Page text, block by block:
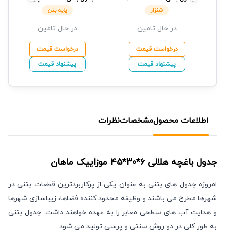
شنزار
در حال تامین
درخواست قیمت
پیشنهاد قیمت
پایه بتن
در حال تامین
درخواست قیمت
پیشنهاد قیمت
اطلاعات محصولمشخصاتنظرات
جدول باغچه هلالی 6*30*45 موزاییک ماهان
امروزه جدول های بتنی به عنوان یکی از پرکاربردترین قطعات بتنی در
شهرها مطرح می باشند و وظیفه محدود کننده فضاها، زیباسازی شهرها
و هدایت آب های سطحی معابر را به عهده خواهند داشت. جدول بتنی
به طور کلی در دو روش سنتی و پرسی تولید می شود.